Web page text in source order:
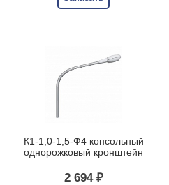
К1-1,0-1,5-Ф4 консольный
однорожковый кронштейн
2 694 ₽